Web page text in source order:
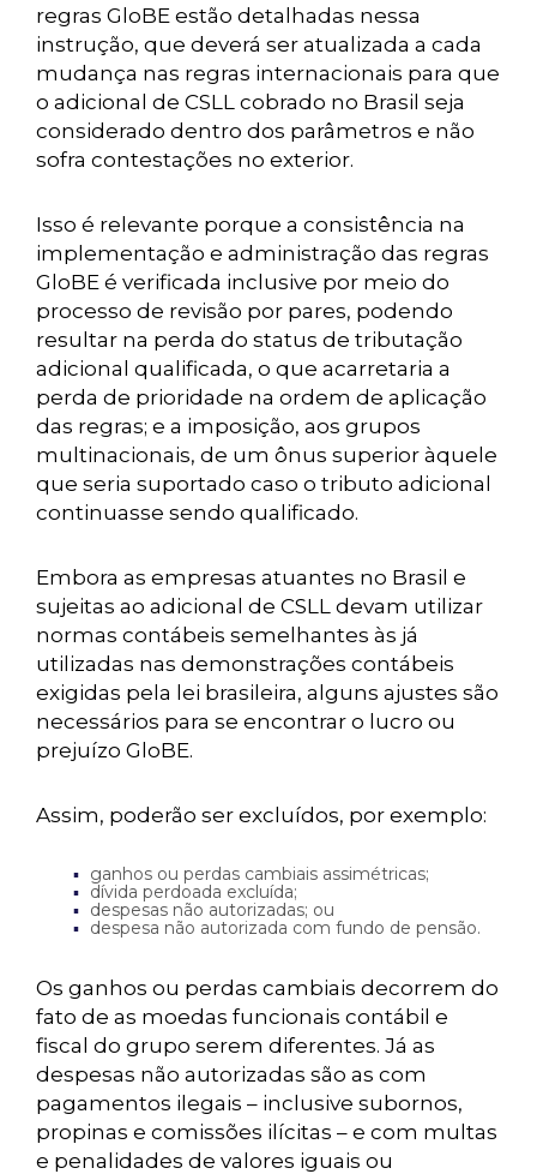
regras GloBE estão detalhadas nessa
instrução, que deverá ser atualizada a cada
mudança nas regras internacionais para que
o adicional de CSLL cobrado no Brasil seja
considerado dentro dos parâmetros e não
sofra contestações no exterior.
Isso é relevante porque a consistência na
implementação e administração das regras
GloBE é verificada inclusive por meio do
processo de revisão por pares, podendo
resultar na perda do status de tributação
adicional qualificada, o que acarretaria a
perda de prioridade na ordem de aplicação
das regras; e a imposição, aos grupos
multinacionais, de um ônus superior àquele
que seria suportado caso o tributo adicional
continuasse sendo qualificado.
Embora as empresas atuantes no Brasil e
sujeitas ao adicional de CSLL devam utilizar
normas contábeis semelhantes às já
utilizadas nas demonstrações contábeis
exigidas pela lei brasileira, alguns ajustes são
necessários para se encontrar o lucro ou
prejuízo GloBE.
Assim, poderão ser excluídos, por exemplo:
ganhos ou perdas cambiais assimétricas;
dívida perdoada excluída;
despesas não autorizadas; ou
despesa não autorizada com fundo de pensão.
Os ganhos ou perdas cambiais decorrem do
fato de as moedas funcionais contábil e
fiscal do grupo serem diferentes. Já as
despesas não autorizadas são as com
pagamentos ilegais – inclusive subornos,
propinas e comissões ilícitas – e com multas
e penalidades de valores iguais ou